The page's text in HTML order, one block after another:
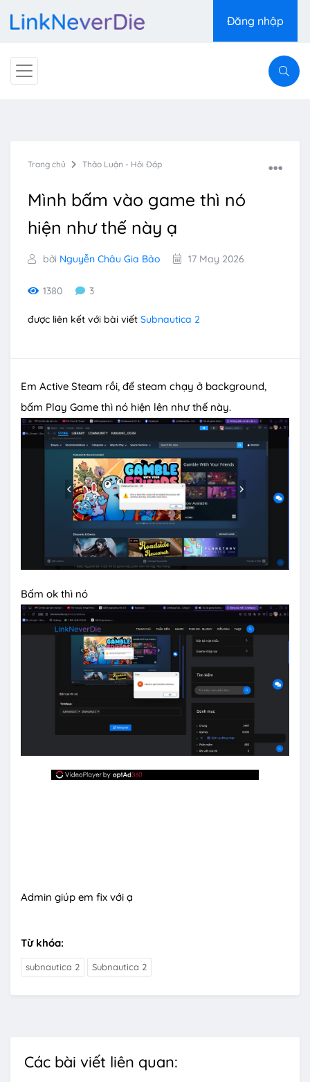
Đăng nhập
Trang chủ Thảo Luận - Hỏi Đáp
Mình bấm vào game thì nó
hiện như thế này ạ
bởi Nguyễn Châu Gia Bảo 17 May 2026
1380 3
được liên kết với bài viết Subnautica 2
Em Active Steam rồi, để steam chạy ở background,
bấm Play Game thì nó hiện lên như thế này.
Bấm ok thì nó
Admin giúp em fix với ạ
Từ khóa:
subnautica 2 Subnautica 2
Các bài viết liên quan: